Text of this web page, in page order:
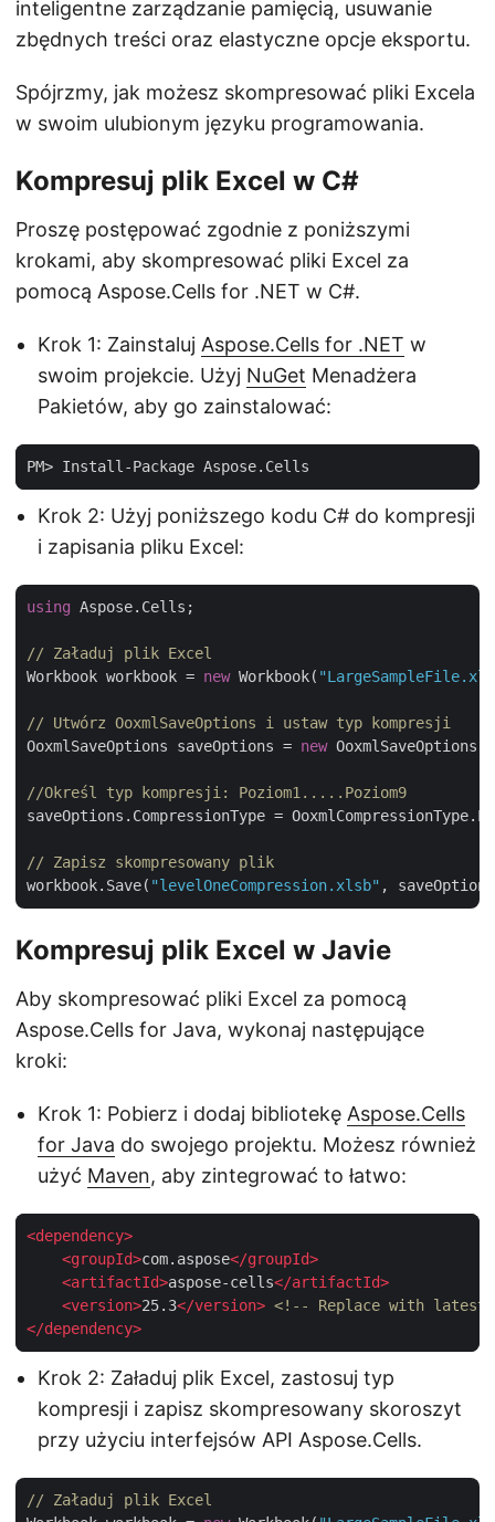
inteligentne zarządzanie pamięcią, usuwanie
zbędnych treści oraz elastyczne opcje eksportu.
Spójrzmy, jak możesz skompresować pliki Excela
w swoim ulubionym języku programowania.
Kompresuj plik Excel w C#
Proszę postępować zgodnie z poniższymi
krokami, aby skompresować pliki Excel za
pomocą Aspose.Cells for .NET w C#.
Krok 1: Zainstaluj Aspose.Cells for .NET w
swoim projekcie. Użyj NuGet Menadżera
Pakietów, aby go zainstalować:
Krok 2: Użyj poniższego kodu C# do kompresji
i zapisania pliku Excel:
using Aspose.Cells;
// Załaduj plik Excel
Workbook workbook = new Workbook(
// Utwórz OoxmlSaveOptions i ustaw typ kompresji
OoxmlSaveOptions saveOptions = new
//Określ typ kompresji: Poziom1.....Poziom9
saveOptions.CompressionType =
// Zapisz skompresowany plik
workbook.Save( "levelOneCompression.xlsb"
Kompresuj plik Excel w Javie
Aby skompresować pliki Excel za pomocą
Aspose.Cells for Java, wykonaj następujące
kroki:
Krok 1: Pobierz i dodaj bibliotekę Aspose.Cells
for Java do swojego projektu. Możesz również
użyć Maven, aby zintegrować to łatwo:
<dependency>
<groupId>com.aspose</groupId>
<artifactId>aspose-cells</artifactId>
<version>25.3</version> <!-- Replace with latest
</dependency>
Krok 2: Załaduj plik Excel, zastosuj typ
kompresji i zapisz skompresowany skoroszyt
przy użyciu interfejsów API Aspose.Cells.
// Załaduj plik Excel